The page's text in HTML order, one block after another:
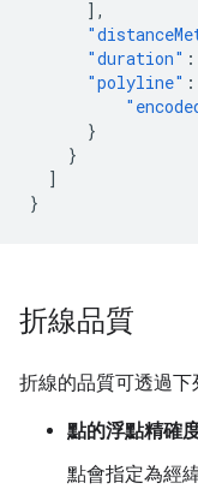
],
"duration" :
"polyline" :
}
}
]
}
折線品質
折線的品質可透過下
點的浮點精確
點會指定為經